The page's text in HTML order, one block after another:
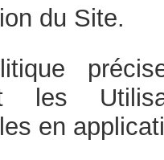
du Site.
les
en